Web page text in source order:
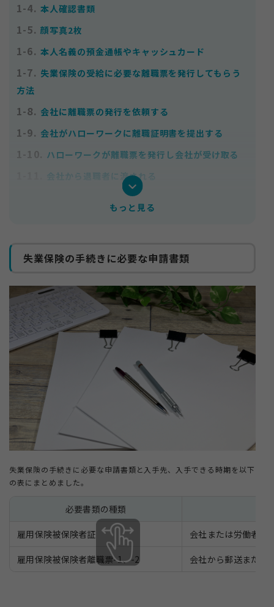
1-4. 本人確認書類
1-5. 顔写真2枚
1-6. 本人名義の預金通帳やキャッシュカード
1-7. 失業保険の受給に必要な離職票を発行してもらう
方法
1-8. 会社に離職票の発行を依頼する
1-9. 会社がハローワークに離職証明書を提出する
1-10. ハローワークが離職票を発行し会社が受け取る
会社から退職者に渡される
離職票が届かないときの対処法
2-3.ハローワークに相談する
2-4.失業保険の仮手続きを進めておく
3.失業保険の申請方法と受給までの流れ
3-1. 申請手順①必要書類を準備する
申請手順②申請手続きを行う
3-3.申請手順③待期期間を過ごす
3-4.申請手順④雇用保険受給者初回説明会に参加する
3-5.申請手順⑤求職活動をする
3-6. 申請手順⑥失業認定を受ける
3-7. 申請手順⑦銀行口座に給付金が振り込まれる
4.失業保険の申請期限を延長する方法
延長申請の条件
4-2.延長できる期間
4-3.延長申請の必要書類
もっと見る
失業保険の手続きに必要な申請書類
失業保険の手続きに必要な申請書類と入手先、入手できる時期を以下
の表にまとめました。
必要書類の種類
雇用保険被保険者証 会社または労働者自
雇用保険被保険者離職票-1、-2 会社から郵送または